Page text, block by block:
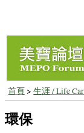
首頁> 生涯 / Life
環保